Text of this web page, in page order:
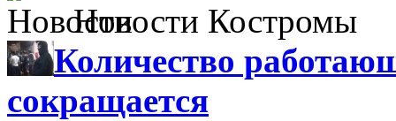
Новости Костромы
Количество
сокращается